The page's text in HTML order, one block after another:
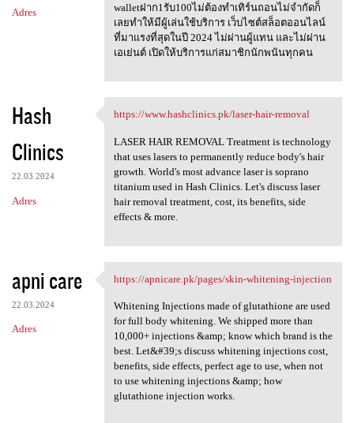
Adres
walletฝาก1รับ100ไม่ต้องทำเทิร์นถอนไม่จำกัดก็
เลยทำให้มีผู้เล่นใช้บริการ เว็บไซต์สล็อตออนไลน์
ที่มาแรงที่สุดในปี 2024 ไม่ผ่านผู้แทน และไม่ผ่าน
เอเย่นต์ เปิดให้บริการแก่สมาชิกนักพนันทุกคน
Hash
Clinics
22.03.2024
Adres
https://www.hashclinics.pk
https://www.hashclinics.pk/laser-hair-removal
LASER HAIR REMOVAL Treatment is technology
that uses lasers to permanently reduce body's hair
growth. World's most advance laser is soprano
titanium used in Hash Clinics. Let's discuss laser
hair removal treatment, cost, its benefits, side
effects & more.
apni care
22.03.2024
Adres
https://apnicare.pk/pages
https://apnicare.pk/pages/skin-whitening-injection
Whitening Injections made of glutathione are used
for full body whitening. We shipped more than
10,000+ injections &amp; know which brand is the
best. Let&#39;s discuss whitening injections cost,
benefits, side effects, perfect age to use, when not
to use whitening injections &amp; how
glutathione injection works.